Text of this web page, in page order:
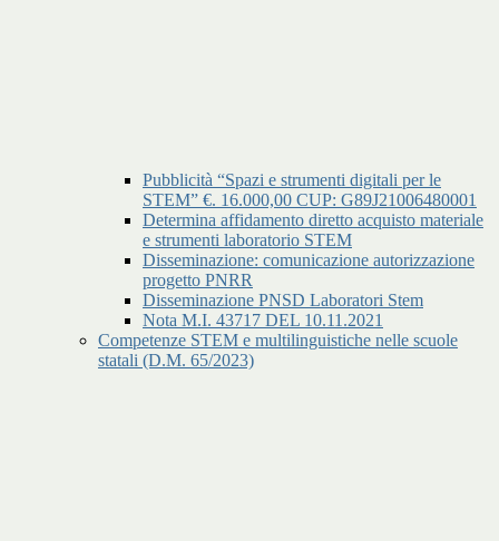
Pubblicità “Spazi e strumenti digitali per le
STEM” €. 16.000,00 CUP: G89J21006480001
Determina affidamento diretto acquisto materiale
e strumenti laboratorio STEM
Disseminazione: comunicazione autorizzazione
progetto PNRR
Disseminazione PNSD Laboratori Stem
Nota M.I. 43717 DEL 10.11.2021
Competenze STEM e multilinguistiche nelle scuole
statali (D.M. 65/2023)